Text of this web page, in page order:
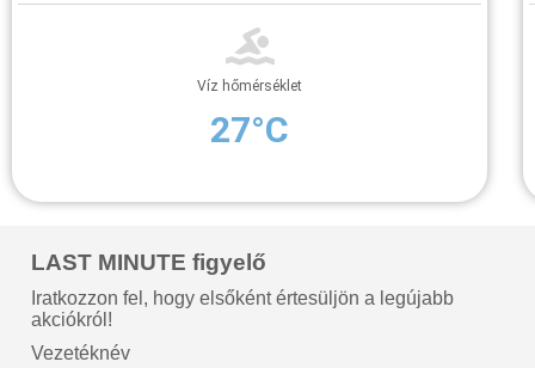
Víz hőmérséklet
27°C
LAST MINUTE figyelő
Iratkozzon fel, hogy elsőként értesüljön a legújabb
akciókról!
Vezetéknév